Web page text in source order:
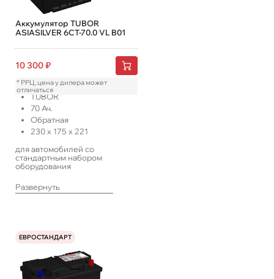
Аккумулятор TUBOR
ASIASILVER 6СТ-70.0 VL B01
10 300₽
* РРЦ, цена у дилера может
отличаться
TUBOR
70 Ач.
Обратная
230x 175 x 221
для автомобилей со
стандартным набором
оборудования
Развернуть
ЕВРОСТАНДАРТ